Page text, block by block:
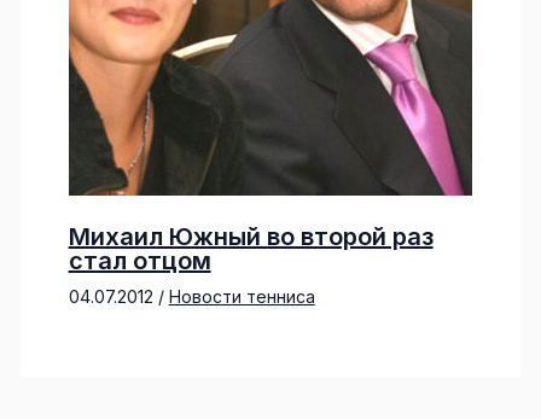
Михаил Южный во второй раз
стал отцом
04.07.2012 / Новости тенниса